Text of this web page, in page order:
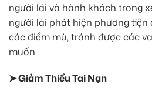
người lái và hành khách trong
người lái phát hiện phương
các điểm mù, tránh được các
muốn.
➤ Giảm Thiểu Tai Nạn